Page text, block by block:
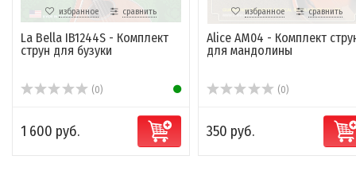
избранное сравнить
La Bella IB1244S - Комплект
струн для бузуки
(0)
1 600 руб.
избранное сравнить
Alice AM04 - Комплект
для мандолины
(0)
350 руб.